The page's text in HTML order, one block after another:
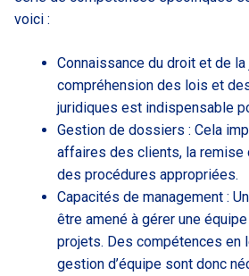
voici :
Connaissance du droit et de
compréhension des lois et
juridiques est indispensable
Gestion de dossiers : Cela
affaires des clients, la remise
des procédures appropriées.
Capacités de management :
être amené à gérer une
projets. Des compétences en
gestion d’équipe sont donc